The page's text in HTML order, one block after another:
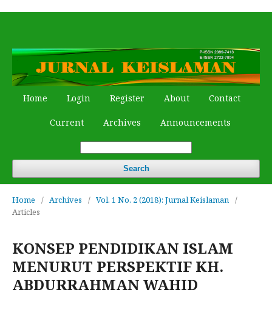
Home Login Register About Contact
Current Archives Announcements
Search
Home / Archives / Vol. 1 No. 2 (2018): Jurnal Keislaman
/
Articles
KONSEP PENDIDIKAN ISLAM
MENURUT PERSPEKTIF KH.
ABDURRAHMAN WAHID